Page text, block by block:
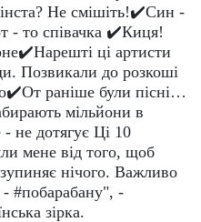
Не смішіть!✔️Син -
- то співачка ✔️Киця!
ці артисти
Позвикали до розкоші
раніше були пісні…
мільйони в
не дотягує Ці 10
мене від того, щоб
нічого. Важливо
#побарабану", -
зірка.